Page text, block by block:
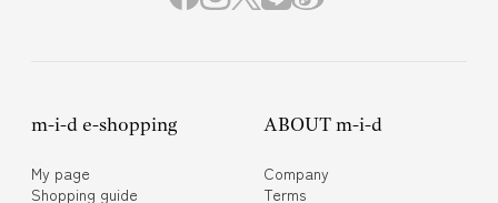
m-i-d e-shopping
My page
Shopping guide
ABOUT m-i-d
Company
Terms